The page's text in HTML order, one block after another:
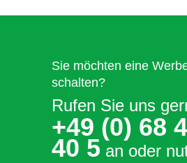
Sie möchten eine
schalten?
Rufen Sie uns
+49 (0) 68
40 5 an oder